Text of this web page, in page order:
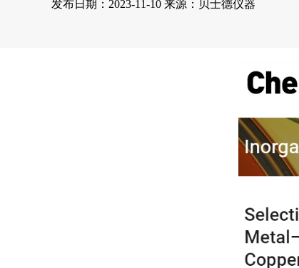
发布日期：2023-11-10 来源：贝士德仪器